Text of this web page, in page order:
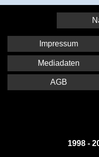
1998 -
Impressum
Mediadaten
AGB